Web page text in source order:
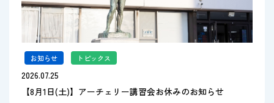
お知らせ トピックス
2026.07.25
【8月1日(土)】アーチェリー講習会お休みのお知らせ